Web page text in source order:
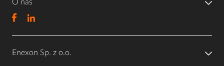
O nas
Enexon Sp. z o.o.